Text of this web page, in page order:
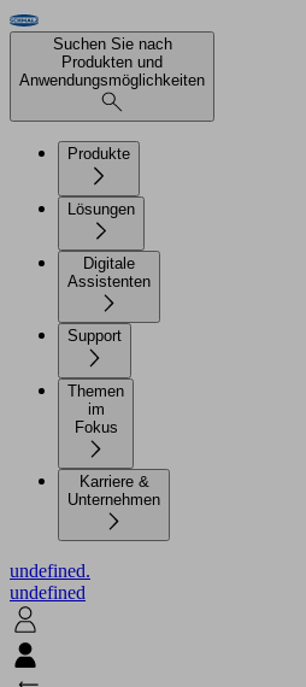
Suchen Sie nach
Produkten und
Anwendungsmöglichkeiten
Produkte
Lösungen
Digitale
Assistenten
Support
Themen
im
Karriere &
Unternehmen
undefined.
undefined